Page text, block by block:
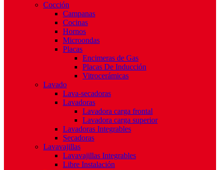
Cocción
Campanas
Cocinas
Hornos
Microondas
Placas
Encimeras de Gas
Placas De Inducción
Vitrocerámicas
Lavado
Lava-secadoras
Lavadoras
Lavadora carga frontal
Lavadora carga superior
Lavadoras Integrables
Secadoras
Lavavajillas
Lavavajillas Integrables
Libre Instalación